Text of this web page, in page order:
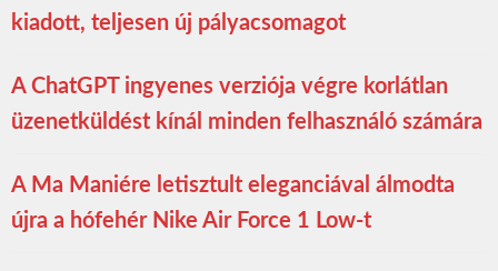
kiadott, teljesen új pályacsomagot
A ChatGPT ingyenes verziója végre korlátlan
üzenetküldést kínál minden felhasználó számára
A Ma Maniére letisztult eleganciával álmodta
újra a hófehér Nike Air Force 1 Low-t